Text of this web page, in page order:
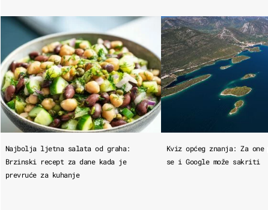
Najbolja ljetna salata od graha:
Brzinski recept za dane kada je
prevruće za kuhanje
Kviz općeg znanja: Za one
se i Google može sakriti